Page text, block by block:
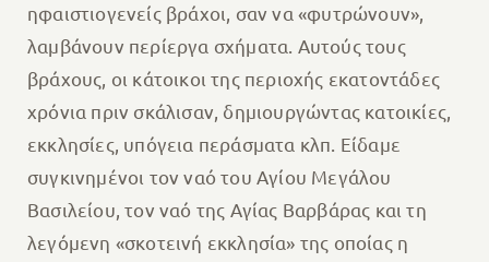
ηφαιστιογενείς βράχοι, σαν να «φυτρώνουν»,
λαμβάνουν περίεργα σχήματα. Αυτούς τους
βράχους, οι κάτοικοι της περιοχής εκατοντάδες
χρόνια πριν σκάλισαν, δημιουργώντας κατοικίες,
εκκλησίες, υπόγεια περάσματα κλπ. Είδαμε
συγκινημένοι τον ναό του Αγίου Μεγάλου
Βασιλείου, τον ναό της Αγίας Βαρβάρας και τη
λεγόμενη «σκοτεινή εκκλησία» της οποίας η